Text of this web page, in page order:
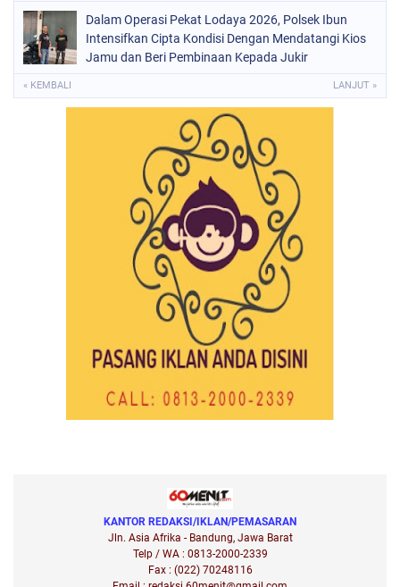
Dalam Operasi Pekat Lodaya 2026, Polsek Ibun
Intensifkan Cipta Kondisi Dengan Mendatangi Kios
Jamu dan Beri Pembinaan Kepada Jukir
« KEMBALI LANJUT »
KANTOR REDAKSI/IKLAN/PEMASARAN
Jln. Asia Afrika - Bandung, Jawa Barat
Telp / WA : 0813-2000-2339
Fax : (022) 70248116